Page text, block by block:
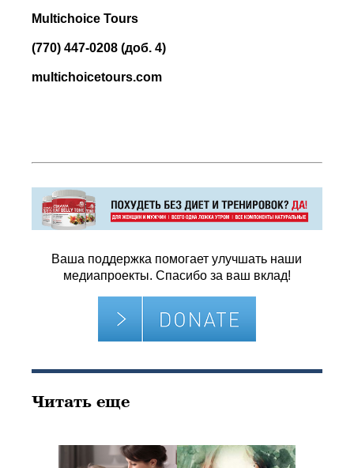
Multichoice Tours
(770) 447-0208 (доб. 4)
multichoicetours.com
Ваша поддержка помогает улучшать наши
медиапроекты. Спасибо за ваш вклад!
Читать еще